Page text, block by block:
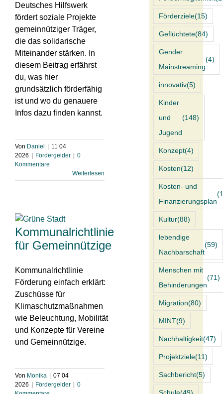
Deutsches Hilfswerk
fördert soziale Projekte
gemeinnütziger Träger,
die das solidarische
Miteinander stärken. In
diesem Beitrag erfährst
du, was hier
grundsätzlich förderfähig
ist und wo du genauere
Infos dazu finden kannst.
Von Daniel
11 04
2026
Fördergelder
0
Kommentare
Weiterlesen
Kommunalrichtlinie
für Gemeinnützige
Kommunalrichtlinie
Förderung einfach erklärt:
Zuschüsse für
Klimaschutzmaßnahmen
wie Beleuchtung, Mobilität
und Konzepte für Vereine
und Gemeinnützige.
Von Monika
07 04
2026
Fördergelder
0
Förderziele(15)
Geflüchtete(84)
Gender
Mainstreaming
(4)
innovativ(5)
Kinder
und
Jugend
(148)
Konzept(4)
Kosten(12)
Kosten- und
Finanzierungsplan
Kultur(88)
lebendige
Nachbarschaft
(59)
Menschen mit
Behinderungen
(71)
Migration(80)
MINT(9)
Nachhaltigkeit(47)
Projektziele(11)
Sachbericht(5)